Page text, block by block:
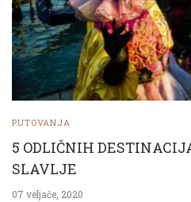
PUTOVANJA
5 ODLIČNIH
SLAVLJE
07 veljače, 2020